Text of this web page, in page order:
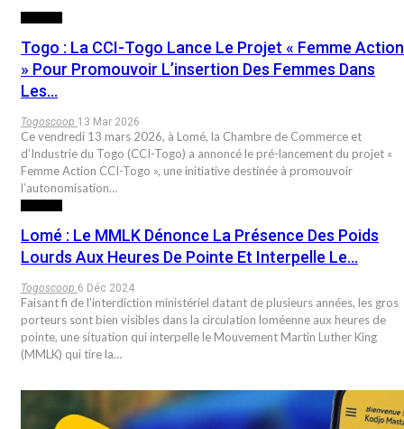
Togo : La CCI-Togo Lance Le Projet « Femme Action
» Pour Promouvoir L’insertion Des Femmes Dans
Les…
Togoscoop 13 Mar 2026
Ce vendredi 13 mars 2026, à Lomé, la Chambre de Commerce et
d’Industrie du Togo (CCI-Togo) a annoncé le pré-lancement du projet «
Femme Action CCI-Togo », une initiative destinée à promouvoir
l’autonomisation…
Lomé : Le MMLK Dénonce La Présence Des Poids
Lourds Aux Heures De Pointe Et Interpelle Le…
Togoscoop 6 Déc 2024
Faisant fi de l’interdiction ministériel datant de plusieurs années, les gros
porteurs sont bien visibles dans la circulation loméenne aux heures de
pointe, une situation qui interpelle le Mouvement Martin Luther King
(MMLK) qui tire la…